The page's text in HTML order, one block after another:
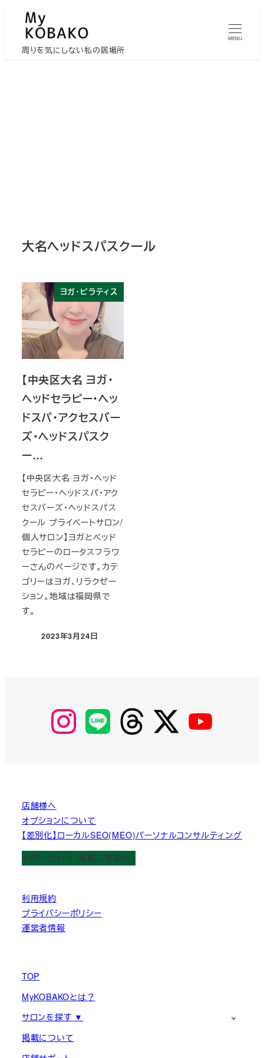
周りを気にしない私の居場所
MENU
大名ヘッドスパスクール
ヨガ・ピラティス
【中央区大名 ヨガ・
ヘッドセラピー・ヘッ
ドスパ・アクセスバー
ズ・ヘッドスパスク
ー…
【中央区大名 ヨガ・ヘッド
セラピー・ヘッドスパ・アク
セスバーズ・ヘッドスパス
クール プライベートサロン/
個人サロン】ヨガとベッド
セラピーのロータスフラワ
ーさんのページです。カテ
ゴリーはヨガ、リラクゼー
ション。地域は福岡県で
す。
投稿日
2023年3月24日
【Instagram】
MyKOBAKO
【LINE】 【threads】 【Twitter】
店舗様へ
オプションについて
【差別化】ローカルSEO(MEO)パーソナルコンサルティング
お問い合わせ（掲載ご依頼含）
利用規約
プライバシーポリシー
運営者情報
TOP
MyKOBAKOとは？
サロンを探す ▼
掲載について